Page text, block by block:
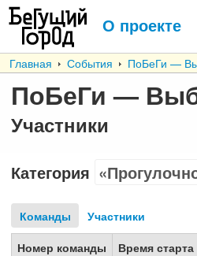
О проекте
Главная События ПоБеГи —
ПоБеГи —
Участники
Категория
Команды Участники
Номер команды Время старта